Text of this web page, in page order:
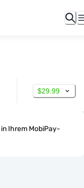
$29.99
in Ihrem MobiPay-